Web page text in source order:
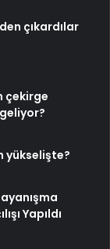
çıkardılar
çekirge
yükselişte?
Yapıldı